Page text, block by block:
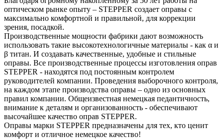
оптическом рынке опыту – STEPPER создает оправы с
максимально комфортной и правильной, для коррекции
зрения, посадкой.
Производственные мощности фабрики дают возможность
использовать такие высокотехнологичные материалы - как α и
β титан. И создавать качественные, удобные и стильные
оправы. Все производственные процессы изготовления оправ
STEPPER - находятся под постоянным контролем
руководителей компании. Проведения выборочного контроля,
на каждом этапе производства оправы – одно из основных
правил компании. Общеизвестная немецкая педантичность,
внимание к деталям и организованность - обеспечивают
высочайшее качество оправ STEPPER.
Оправы марки STEPPER предназначены для тех, кто ценит
комфорт и отличное немецкое качество!